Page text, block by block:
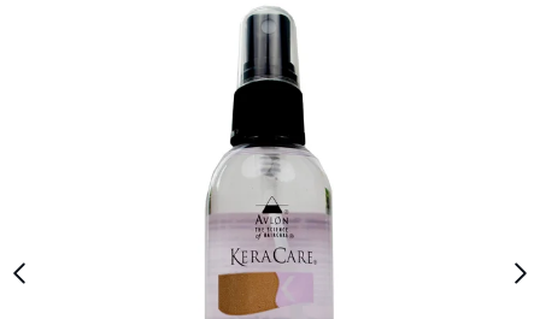
Now showing image 1 KeraCare Silken Seal Liquid Sheen